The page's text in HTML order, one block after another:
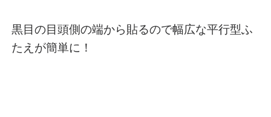
黒目の目頭側の端から貼るので幅広な平行型ふ
たえが簡単に！